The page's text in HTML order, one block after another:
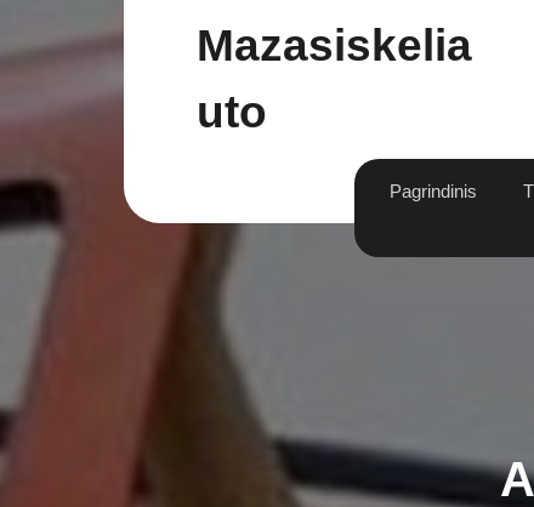
Mazasiskelia
Uto
Pagrindinis